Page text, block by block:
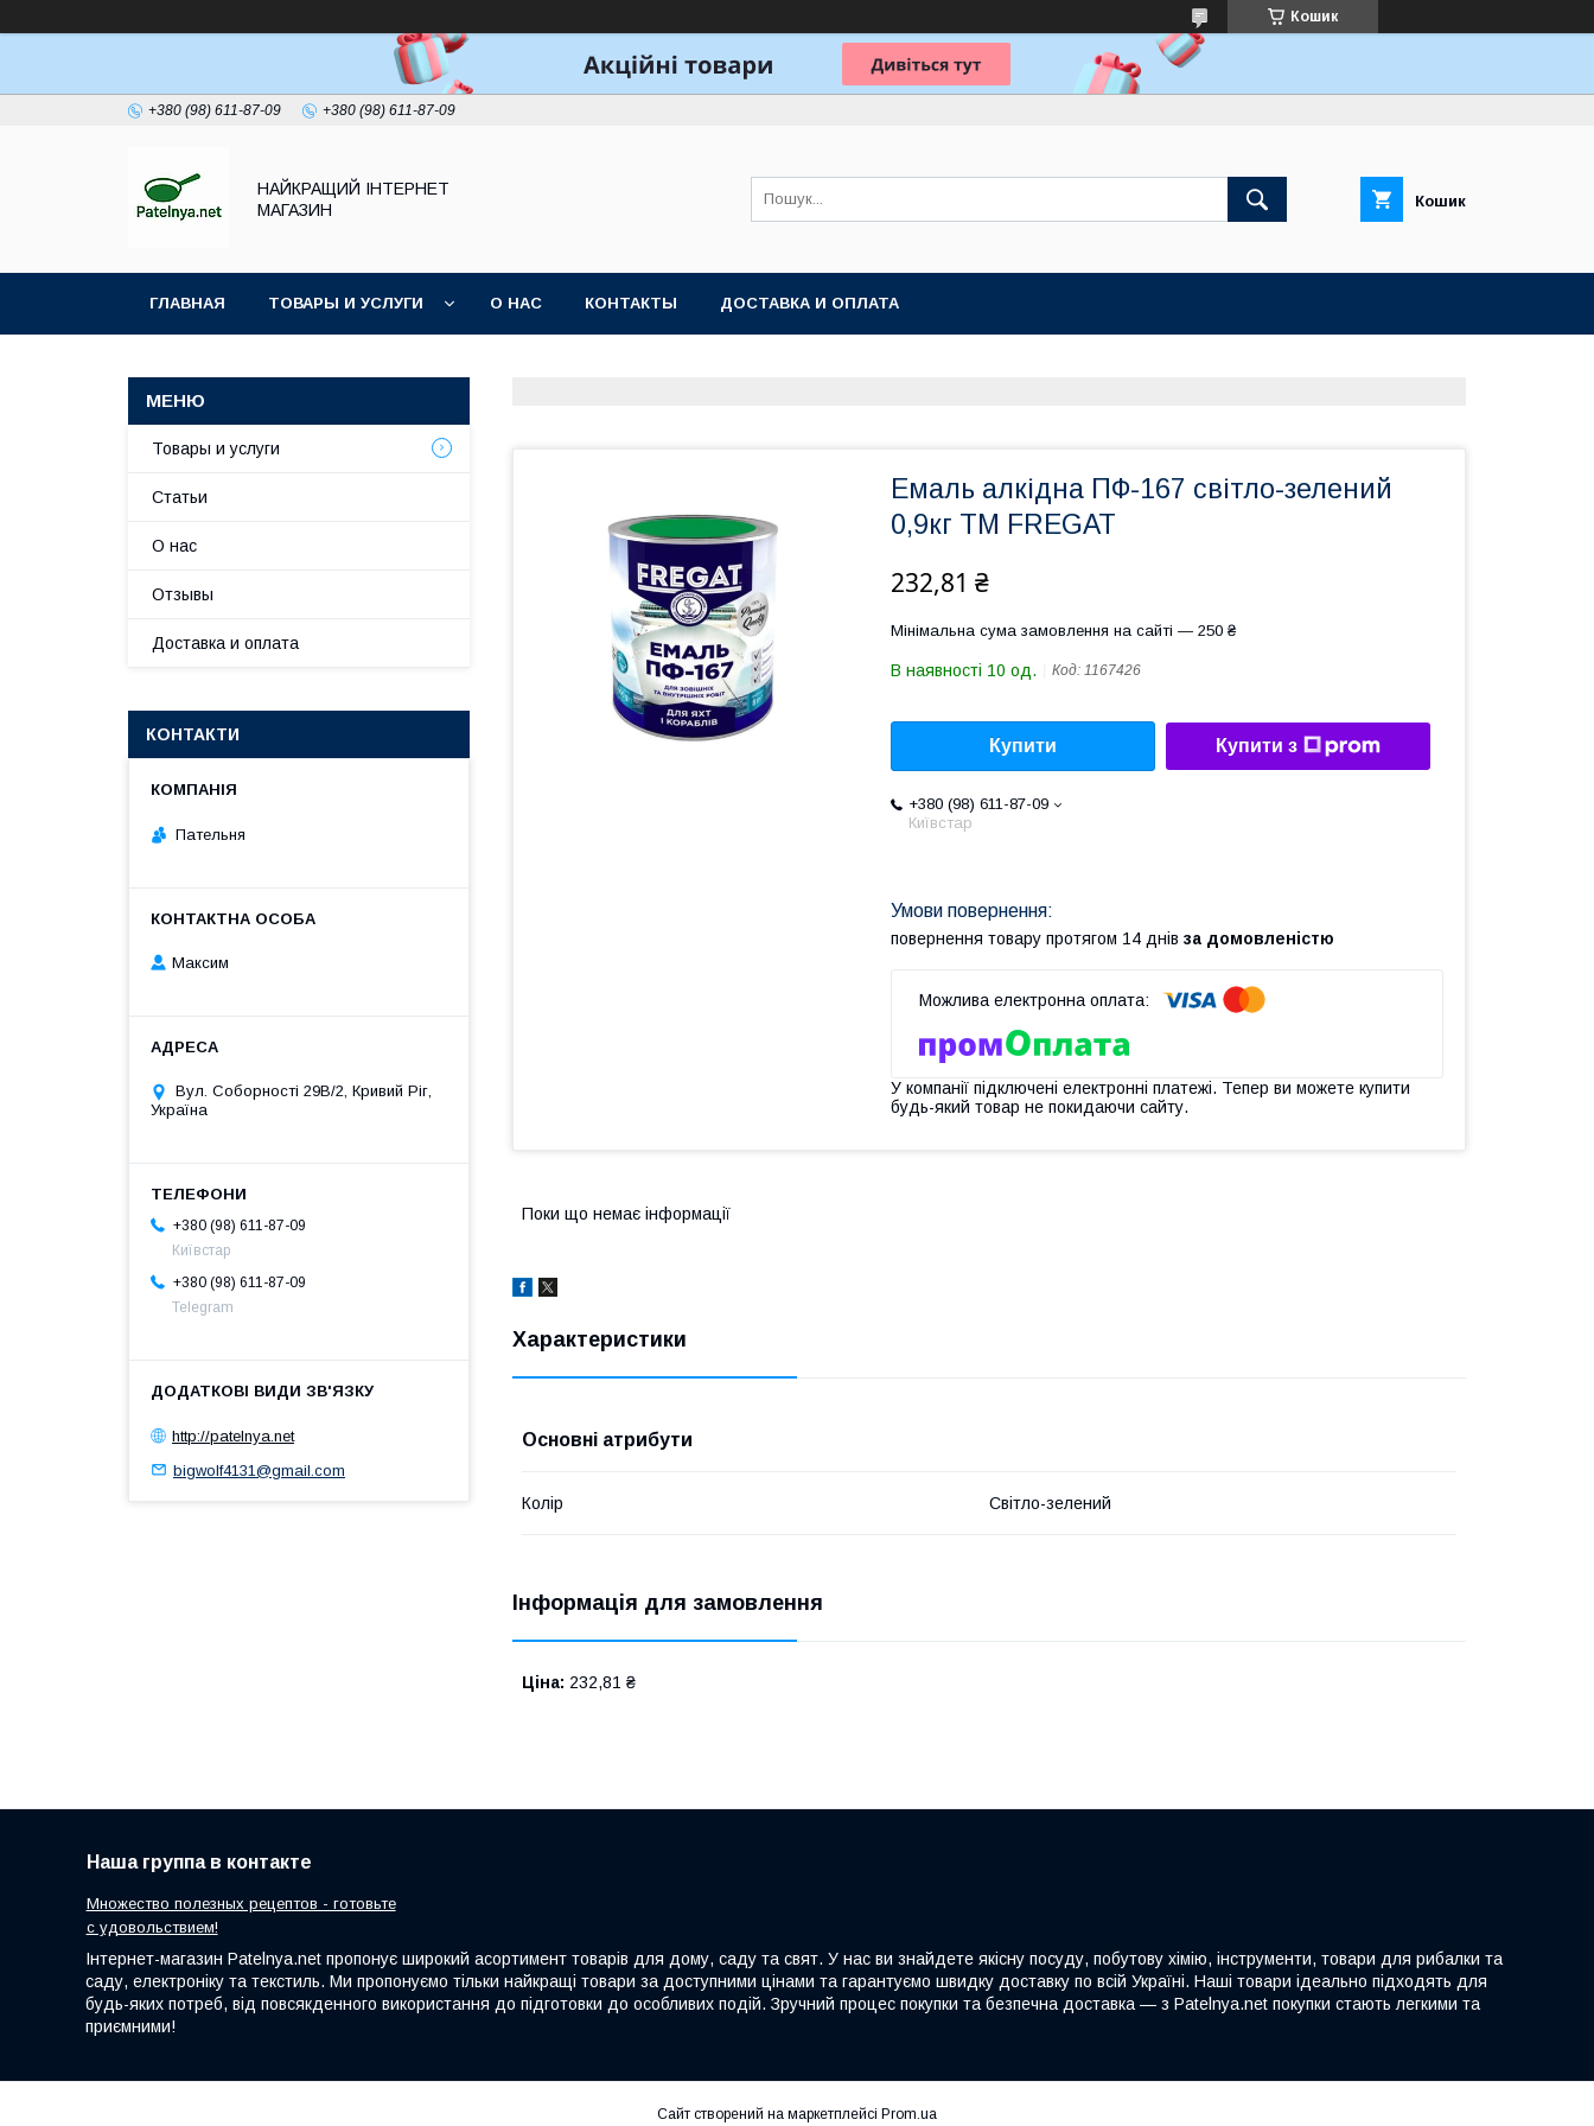
Кошик
+380 (98) 611-87-09 +380 (98) 611-87-09
НАЙКРАЩИЙ ІНТЕРНЕТ
МАГАЗИН
Кошик
ГЛАВНАЯ ТОВАРЫ И УСЛУГИ О НАС КОНТАКТЫ ДОСТАВКА И ОПЛАТА
Емаль алкідна ПФ-167 світло-зелений
0,9кг ТМ FREGAT
232,81 ₴
Мінімальна сума замовлення на сайті — 250 ₴
В наявності 10 од. Код: 1167426
Купити Купити з
+380 (98) 611-87-09
Київстар
повернення товару протягом 14 днів за домовленістю
У компанії підключені електронні платежі. Тепер ви можете купити
будь-який товар не покидаючи сайту.
Поки що немає інформації
Характеристики
Основні атрибути
Колір Світло-зелений
Інформація для замовлення
Ціна: 232,81 ₴
Товары и услуги
Статьи
О нас
Отзывы
Доставка и оплата
КОНТАКТИ
Пательня
Максим
Вул. Соборності 29В/2, Кривий Ріг,
Україна
+380 (98) 611-87-09
Київстар
+380 (98) 611-87-09
Telegram
http://patelnya.net
bigwolf4131@gmail.com
Наша группа в контакте
Множество полезных рецептов - готовьте
с удовольствием!
Інтернет-магазин Patelnya.net пропонує широкий асортимент товарів для дому, саду та свят. У нас ви знайдете якісну посуду, побутову хімію, інструменти, товари для рибалки та
саду, електроніку та текстиль. Ми пропонуємо тільки найкращі товари за доступними цінами та гарантуємо швидку доставку по всій Україні. Наші товари ідеально підходять для
будь-яких потреб, від повсякденного використання до підготовки до особливих подій. Зручний процес покупки та безпечна доставка — з Patelnya.net покупки стають легкими та
приємними!
Сайт створений на маркетплейсі Prom.ua